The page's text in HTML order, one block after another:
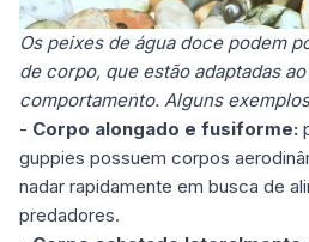
Os peixes de água doce podem
de corpo, que estão adaptadas
comportamento. Alguns
- Corpo alongado e fusiforme:
guppies possuem corpos
nadar rapidamente em busca de
predadores.